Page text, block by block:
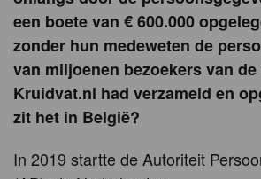
een boete van € 600.000
zonder hun medeweten de
van miljoenen bezoekers van
Kruidvat.nl had verzameld en
zit het in België?
In 2019 startte de Autoriteit